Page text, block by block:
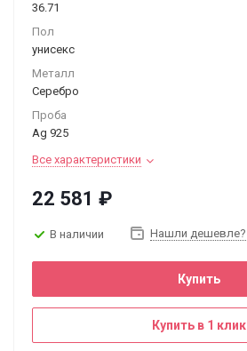
36.71
Пол
унисекс
Металл
Серебро
Проба
Ag 925
Все характеристики
22 581 ₽
В наличии Нашли дешевле?
Купить
Купить в 1 клик